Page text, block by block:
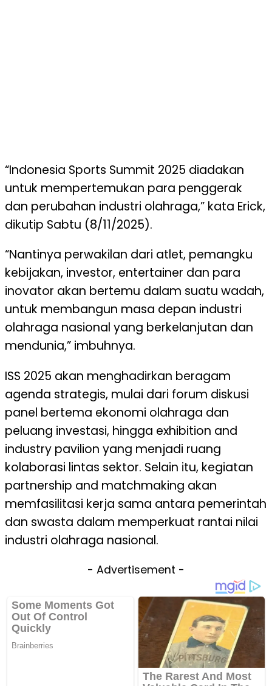
“Indonesia Sports Summit 2025 diadakan
untuk mempertemukan para penggerak
dan perubahan industri olahraga,” kata Erick,
dikutip Sabtu (8/11/2025).
“Nantinya perwakilan dari atlet, pemangku
kebijakan, investor, entertainer dan para
inovator akan bertemu dalam suatu wadah,
untuk membangun masa depan industri
olahraga nasional yang berkelanjutan dan
mendunia,” imbuhnya.
ISS 2025 akan menghadirkan beragam
agenda strategis, mulai dari forum diskusi
panel bertema ekonomi olahraga dan
peluang investasi, hingga exhibition and
industry pavilion yang menjadi ruang
kolaborasi lintas sektor. Selain itu, kegiatan
partnership and matchmaking akan
memfasilitasi kerja sama antara pemerintah
dan swasta dalam memperkuat rantai nilai
industri olahraga nasional.
- Advertisement -